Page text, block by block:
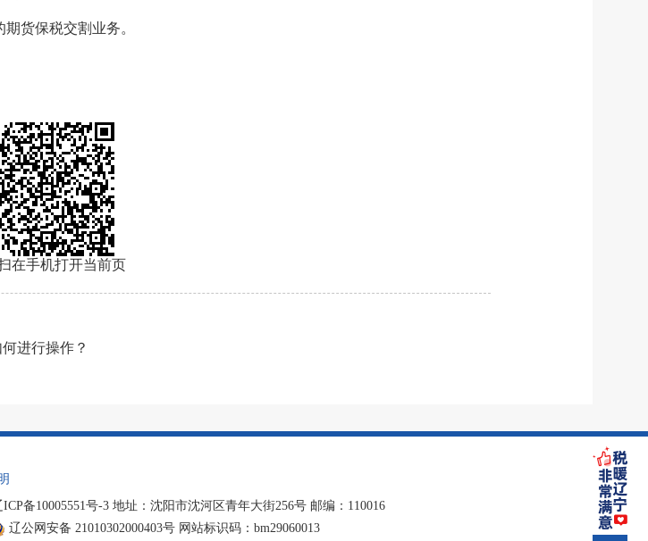
货保税交割业务。
在手机打开当前页
进行操作？
ICP备10005551号-3 地址：沈阳市沈河区青年大街256号 邮编：110016
辽公网安备 21010302000403号 网站标识码：bm29060013